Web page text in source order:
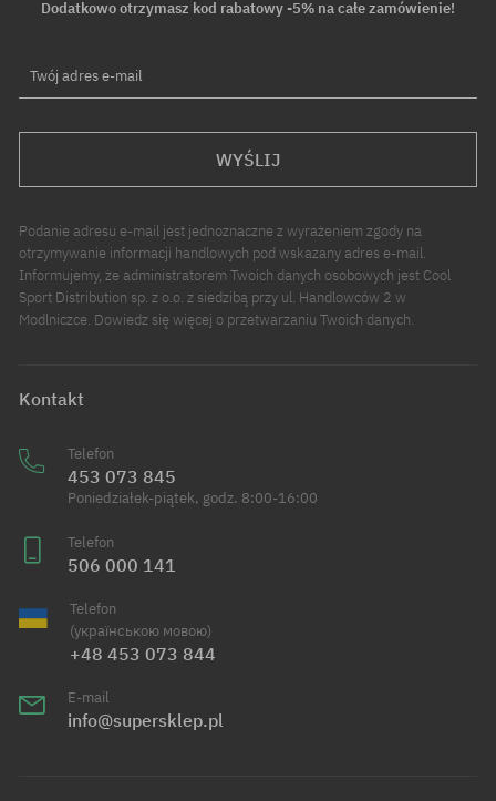
Dodatkowo otrzymasz kod rabatowy -5% na całe zamówienie!
Twój adres e-mail
WYŚLIJ
Podanie adresu e-mail jest jednoznaczne z wyrażeniem zgody na
otrzymywanie informacji handlowych pod wskazany adres e-mail.
Informujemy, że administratorem Twoich danych osobowych jest Cool
Sport Distribution sp. z o.o. z siedzibą przy ul. Handlowców 2 w
Modlniczce. Dowiedz się więcej o przetwarzaniu Twoich danych.
Kontakt
Telefon
453 073 845
Poniedziałek-piątek, godz. 8:00-16:00
Telefon
506 000 141
Telefon
(українською мовою)
+48 453 073 844
E-mail
info@supersklep.pl